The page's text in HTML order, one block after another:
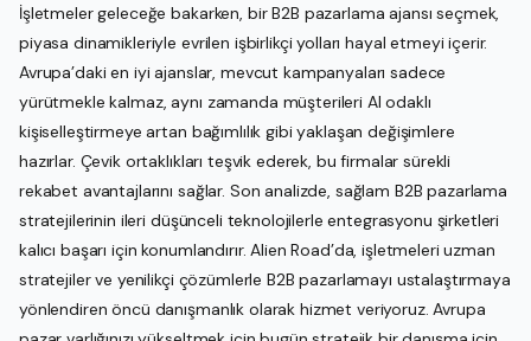
İşletmeler geleceğe bakarken, bir B2B pazarlama ajansı seçmek,
piyasa dinamikleriyle evrilen işbirlikçi yolları hayal etmeyi içerir.
Avrupa’daki en iyi ajanslar, mevcut kampanyaları sadece
yürütmekle kalmaz, aynı zamanda müşterileri AI odaklı
kişiselleştirmeye artan bağımlılık gibi yaklaşan değişimlere
hazırlar. Çevik ortaklıkları teşvik ederek, bu firmalar sürekli
rekabet avantajlarını sağlar. Son analizde, sağlam B2B pazarlama
stratejilerinin ileri düşünceli teknolojilerle entegrasyonu şirketleri
kalıcı başarı için konumlandırır. Alien Road’da, işletmeleri uzman
stratejiler ve yenilikçi çözümlerle B2B pazarlamayı ustalaştırmaya
yönlendiren öncü danışmanlık olarak hizmet veriyoruz. Avrupa